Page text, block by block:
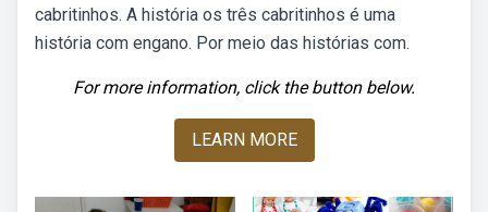
cabritinhos. A história os três cabritinhos é uma
história com engano. Por meio das histórias com.
For more information, click the button below.
LEARN MORE